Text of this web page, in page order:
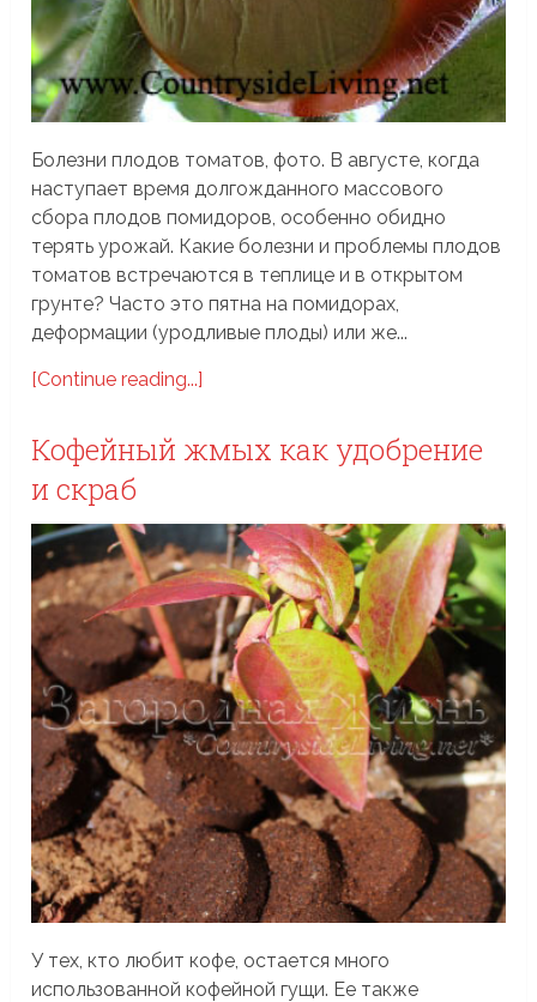
Болезни плодов томатов, фото. В августе, когда
наступает время долгожданного массового
сбора плодов помидоров, особенно обидно
терять урожай. Какие болезни и проблемы плодов
томатов встречаются в теплице и в открытом
грунте? Часто это пятна на помидорах,
деформации (уродливые плоды) или же...
[Continue reading...]
Кофейный жмых как удобрение
и скраб
У тех, кто любит кофе, остается много
использованной кофейной гущи. Ее также